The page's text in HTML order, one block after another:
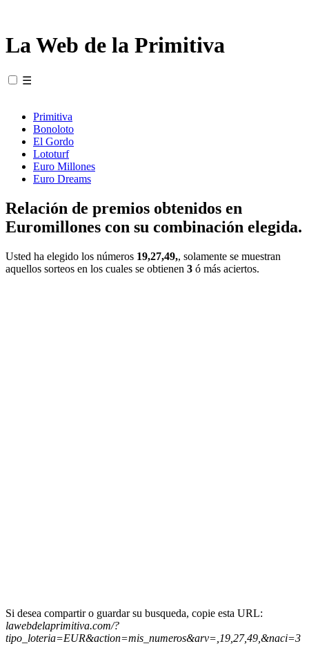
La Web de la Primitiva
☰
Primitiva
Bonoloto
El Gordo
Lototurf
Euro Millones
Euro Dreams
Relación de premios obtenidos en
Euromillones con su combinación elegida.
Usted ha elegido los números 19,27,49,, solamente se muestran
aquellos sorteos en los cuales se obtienen 3 ó más aciertos.
Si desea compartir o guardar su busqueda, copie esta URL:
lawebdelaprimitiva.com/?
tipo_loteria=EUR&action=mis_numeros&arv=,19,27,49,&naci=3